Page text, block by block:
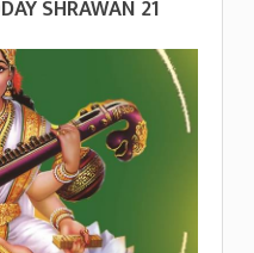
SHRAWAN 21